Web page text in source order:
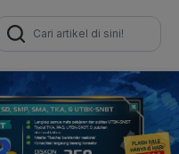
Search
for: